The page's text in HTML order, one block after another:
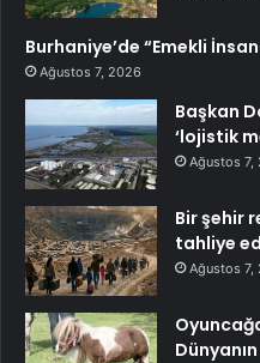
Burhaniye’de “Emekli
Ağustos 7, 2026
Başkan
‘lojistik
Ağustos 7,
Bir şehir
tahliye
Ağustos 7,